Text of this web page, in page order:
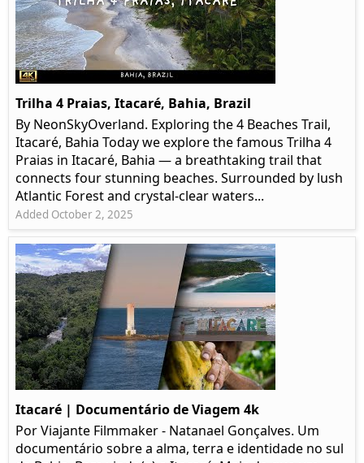
Trilha 4 Praias, Itacaré, Bahia, Brazil
By NeonSkyOverland. Exploring the 4 Beaches Trail,
Itacaré, Bahia Today we explore the famous Trilha 4
Praias in Itacaré, Bahia — a breathtaking trail that
connects four stunning beaches. Surrounded by lush
Atlantic Forest and crystal-clear waters...
Added October 2, 2025
Itacaré | Documentário de Viagem 4k
Por Viajante Filmmaker - Natanael Gonçalves. Um
documentário sobre a alma, terra e identidade no sul